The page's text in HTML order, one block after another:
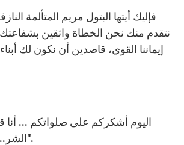
فإليك أيتها البتول مريم المتألمة
نتقدم منك نحن الخطاة واثقين بشفاعتك
إيماننا القوي، قاصدين أن نكون لك
الشر... والحماية من مكايد الشيطان في حياتكم . ...أنا أحبكم جميعاً وأتشفع لكم عند الرب".